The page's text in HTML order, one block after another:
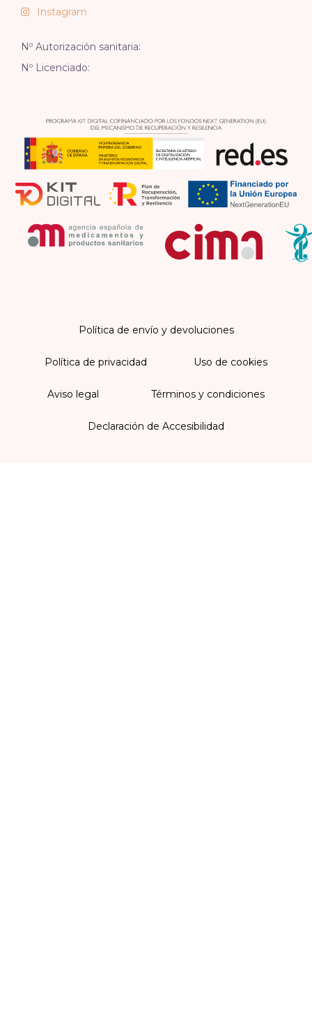
Instagram
Nº Autorización sanitaria:
Nº Licenciado:
Política de envío y devoluciones
Política de privacidad Uso de cookies
Aviso legal Términos y condiciones
Declaración de Accesibilidad